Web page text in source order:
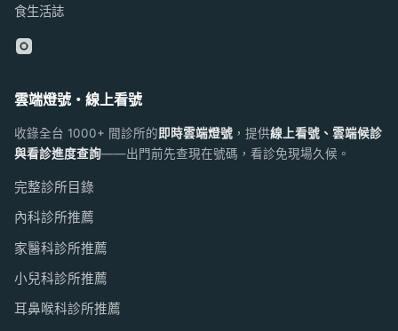
食生活誌
雲端燈號・線上看號
收錄全台 1000+ 間診所的 即時雲端燈號 ，提供線上看號、雲端候診
與看診進度查詢——出門前先查現在號碼，看診免現場久候。
完整診所目錄
內科診所推薦
家醫科診所推薦
小兒科診所推薦
耳鼻喉科診所推薦